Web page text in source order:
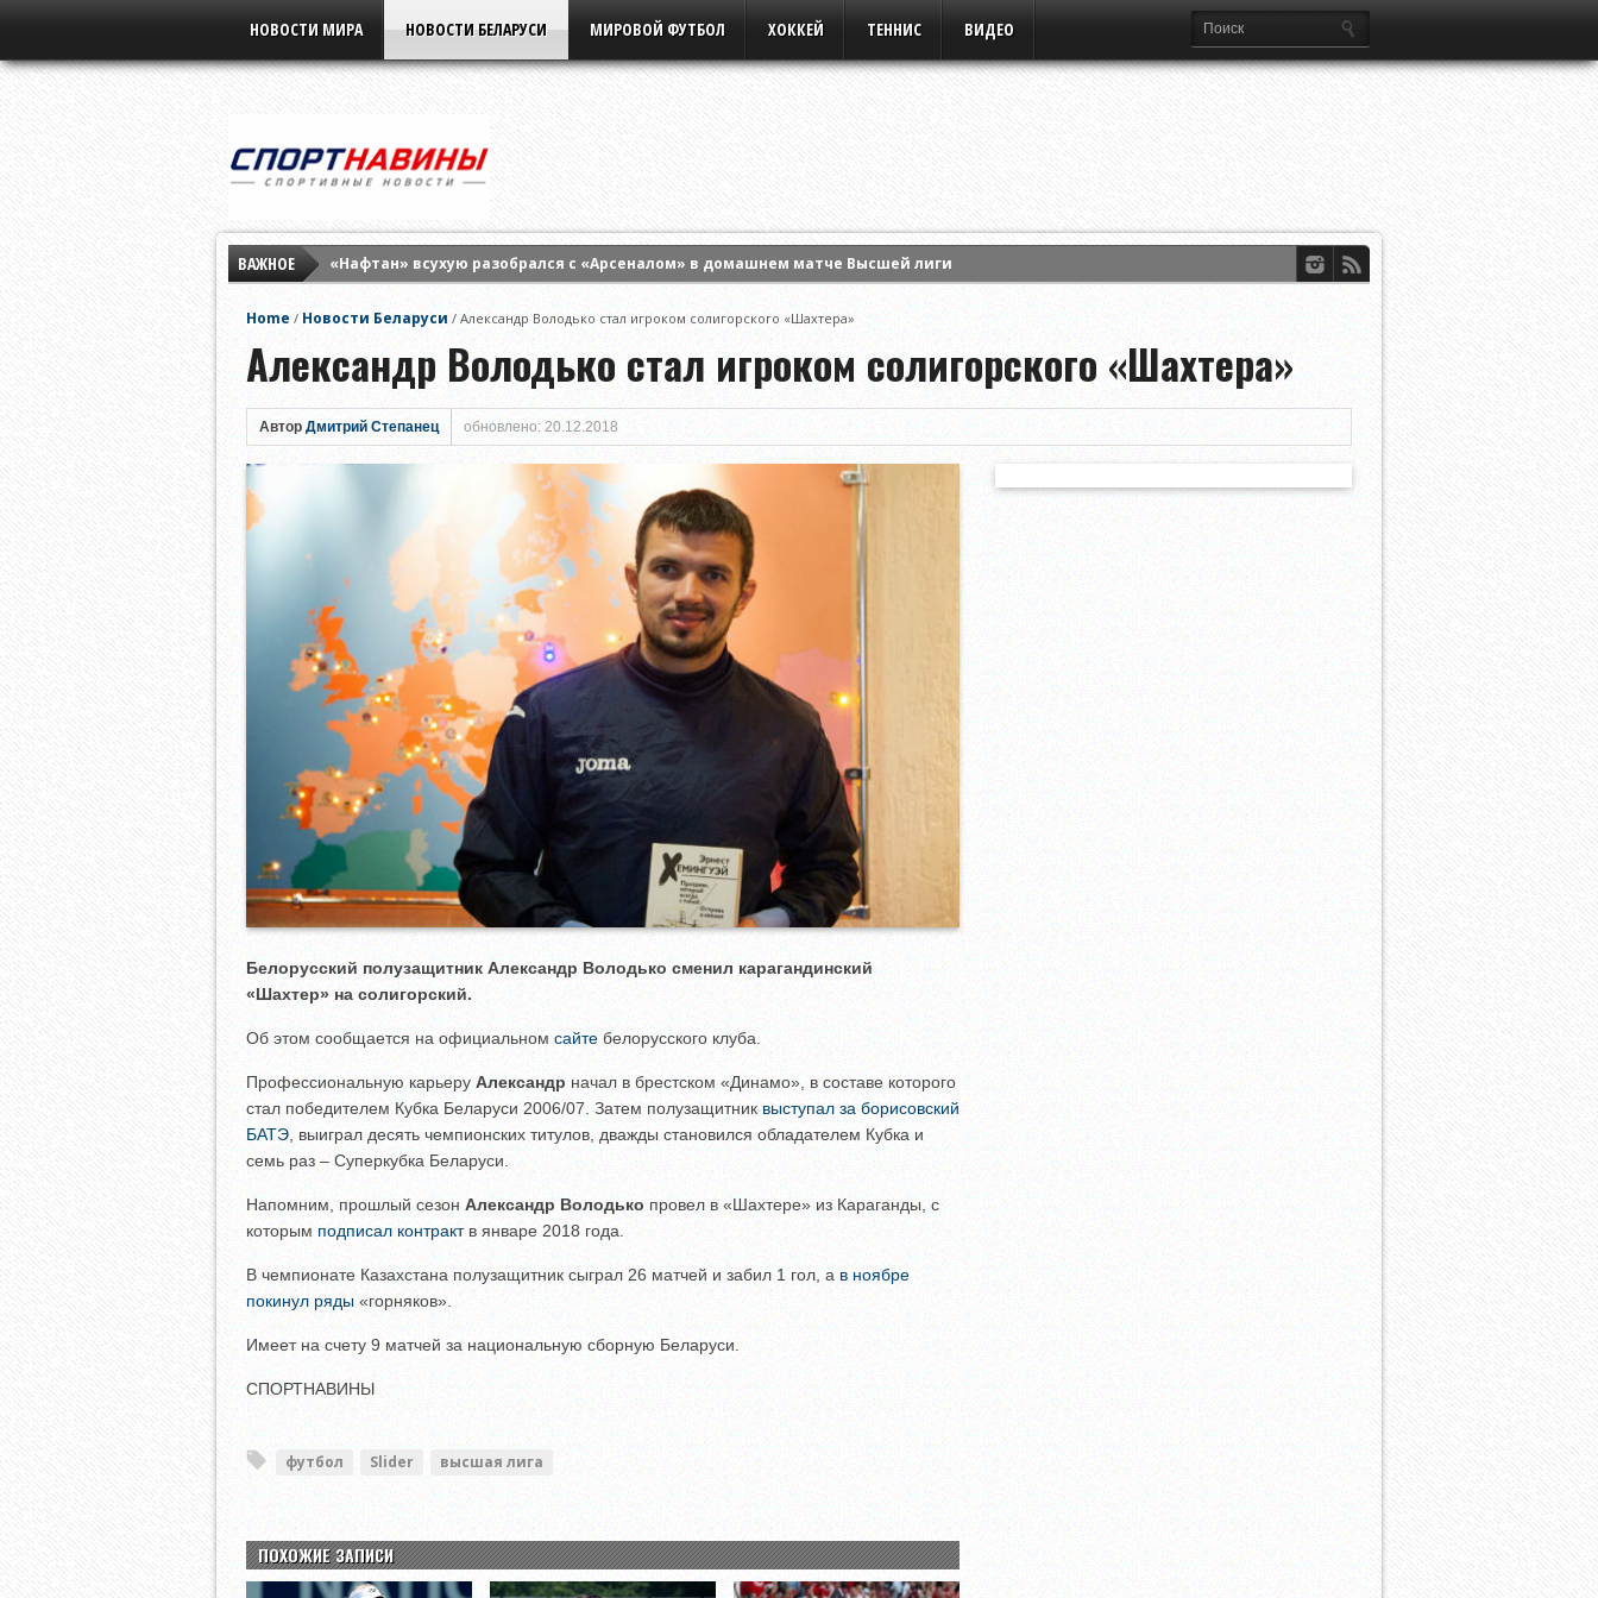
НОВОСТИ МИРА НОВОСТИ БЕЛАРУСИ МИРОВОЙ ФУТБОЛ ХОККЕЙ ТЕННИС ВИДЕО
ВАЖНОЕ
«Нафтан» всухую разобрался с «Арсеналом» в домашнем матче Высшей лиги
Home / Новости Беларуси / Александр Володько стал игроком солигорского «Шахтера»
Александр Володько стал игроком солигорского «Шахтера»
Автор Дмитрий Степанец обновлено: 20.12.2018
Белорусский полузащитник Александр Володько сменил карагандинский
«Шахтер» на солигорский.
Об этом сообщается на официальном сайте белорусского клуба.
Профессиональную карьеру Александр начал в брестском «Динамо», в составе которого
стал победителем Кубка Беларуси 2006/07. Затем полузащитник выступал за борисовский
БАТЭ, выиграл десять чемпионских титулов, дважды становился обладателем Кубка и
семь раз – Суперкубка Беларуси.
Напомним, прошлый сезон Александр Володько провел в «Шахтере» из Караганды, с
которым подписал контрактв январе 2018 года.
В чемпионате Казахстана полузащитник сыграл 26 матчей и забил 1 гол, а в ноябре
покинул ряды «горняков».
Имеет на счету 9 матчей за национальную сборную Беларуси.
СПОРТНАВИНЫ
футбол Slider высшая лига
ПОХОЖИЕ ЗАПИСИ